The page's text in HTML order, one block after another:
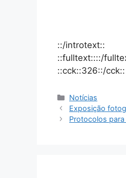
::/introtext::
::fulltext::::/
::cck::326::/cck::
Notícias
Exposição
Protocolos